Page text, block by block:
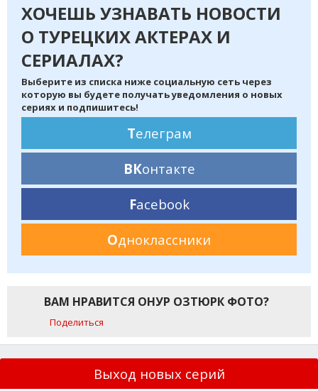
ХОЧЕШЬ УЗНАВАТЬ НОВОСТИ
О ТУРЕЦКИХ АКТЕРАХ И
СЕРИАЛАХ?
Выберите из списка ниже социальную сеть через
которую вы будете получать уведомления о новых
сериях и подпишитесь!
Телеграм
ВКонтакте
Facebook
Одноклассники
ВАМ НРАВИТСЯ ОНУР ОЗТЮРК ФОТО?
Поделиться
Выход новых серий